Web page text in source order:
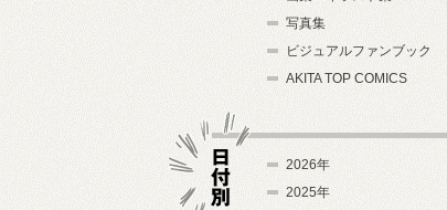
写真集
ビジュアルファンブック
AKITA TOP COMICS
2026年
2025年